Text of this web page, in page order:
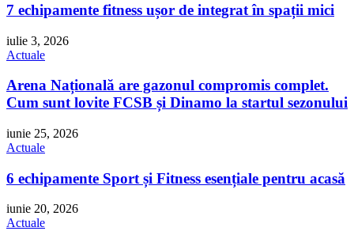
7 echipamente fitness ușor de integrat în spații mici
iulie 3, 2026
Actuale
Arena Națională are gazonul compromis complet.
Cum sunt lovite FCSB și Dinamo la startul sezonului
iunie 25, 2026
Actuale
6 echipamente Sport și Fitness esențiale pentru acasă
iunie 20, 2026
Actuale